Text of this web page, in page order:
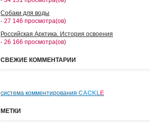
Собаки для воды
- 27 146 просмотра(ов)
Российская Арктика. История освоения
- 26 166 просмотра(ов)
СВЕЖИЕ КОММЕНТАРИИ
система комментирования CACKLE
МЕТКИ